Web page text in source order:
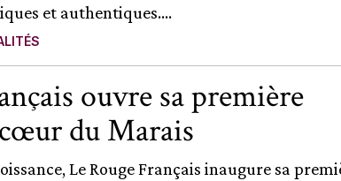
et authentiques....
ouvre sa première
du Marais
Le Rouge Français inaugure sa